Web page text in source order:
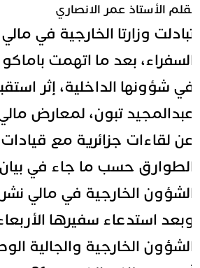
الأستاذ عمر الانصاري
وزارتا الخارجية في مالي
بعد ما اتهمت باماكو
شؤونها الداخلية، إثر
تبون، لمعارض مالي
لقاءات جزائرية مع
حسب ما جاء في بيان
الخارجية في مالي
استدعاء سفيرها
الخارجية والجالية